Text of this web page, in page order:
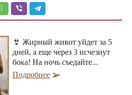
👙 Жирный живот уйдет за 5
дней, а еще через 3 исчезнут
бока! На ночь съедайте...
Подробнее